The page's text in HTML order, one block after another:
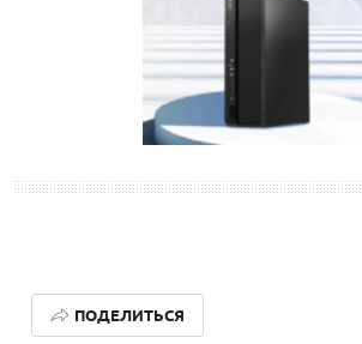
ПОДЕЛИТЬСЯ
ЛУЧШИЕ ВИДЕОРЕГИСТРАТОРЫ В 2026